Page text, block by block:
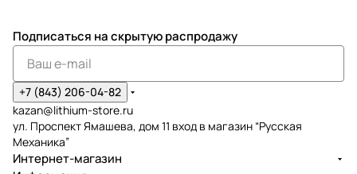
Подписаться на скрытую распродажу
+7 (843) 206-04-82
kazan@lithium-store.ru
ул. Проспект Ямашева, дом 11 вход в магазин “Русская
Механика”
Интернет-магазин